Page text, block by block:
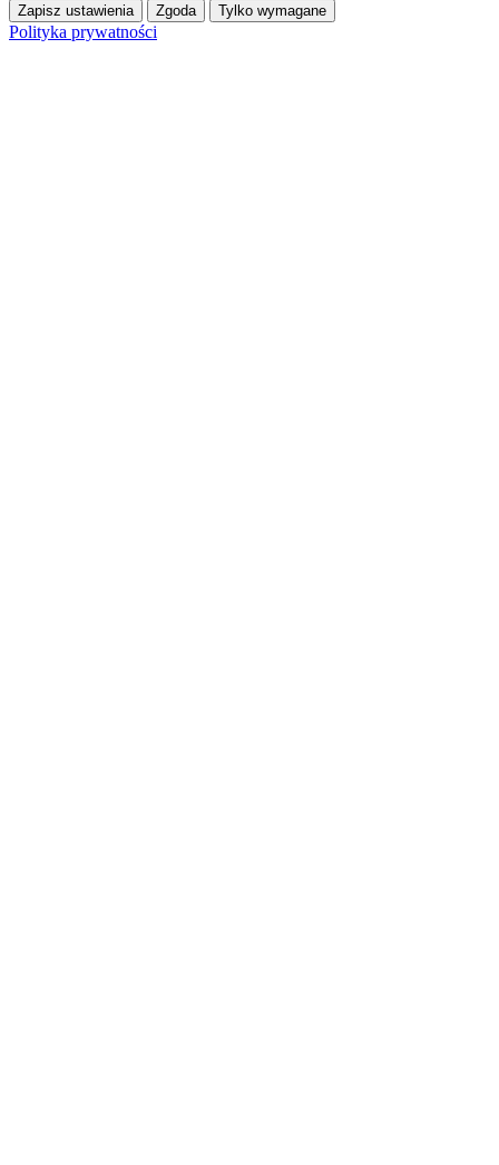
Zapisz ustawienia Zgoda Tylko wymagane
Polityka prywatności